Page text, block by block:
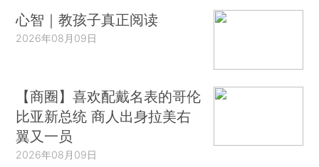
心智｜教孩子真正阅读
2026年08月09日
【商圈】喜欢配戴名表的哥伦
比亚新总统 商人出身拉美右
翼又一员
2026年08月09日